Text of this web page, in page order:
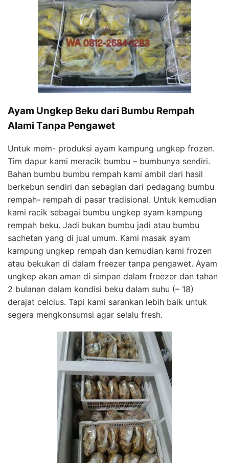
Ayam Ungkep Beku dari Bumbu Rempah
Alami Tanpa Pengawet
Untuk mem- produksi ayam kampung ungkep frozen.
Tim dapur kami meracik bumbu – bumbunya sendiri.
Bahan bumbu bumbu rempah kami ambil dari hasil
berkebun sendiri dan sebagian dari pedagang bumbu
rempah- rempah di pasar tradisional. Untuk kemudian
kami racik sebagai bumbu ungkep ayam kampung
rempah beku. Jadi bukan bumbu jadi atau bumbu
sachetan yang di jual umum. Kami masak ayam
kampung ungkep rempah dan kemudian kami frozen
atau bekukan di dalam freezer tanpa pengawet. Ayam
ungkep akan aman di simpan dalam freezer dan tahan
2 bulanan dalam kondisi beku dalam suhu (– 18)
derajat celcius. Tapi kami sarankan lebih baik untuk
segera mengkonsumsi agar selalu fresh.